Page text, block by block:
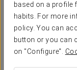
based on a
habits. For more
policy. You can
button or you can
on "Configure".
В отеле Eurostars
номеров,
двухместных
отеле, которые
оснащены
ванной комнатой